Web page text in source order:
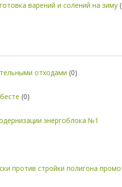
варений и солений на зиму
отходами (0)
(0)
энергоблока №1
против стройки полигона